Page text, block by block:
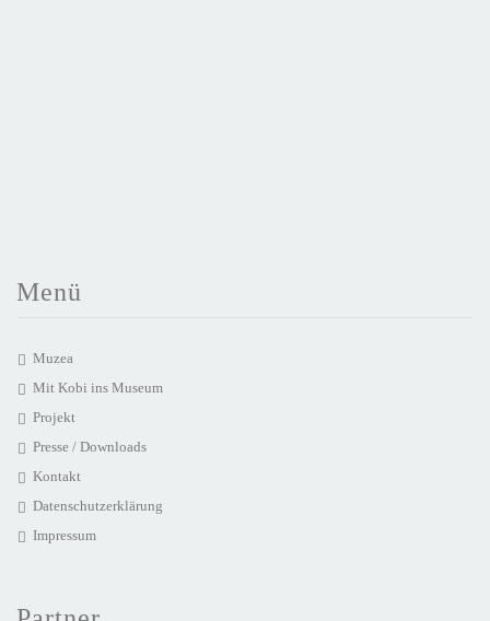
Menü
Muzea
Mit Kobi ins Museum
Projekt
Presse / Downloads
Kontakt
Datenschutzerklärung
Impressum